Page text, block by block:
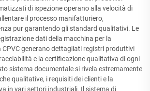
di ispezione operano alla velocità di
il processo manifatturiero,
pur garantendo gli standard qualitativi. Le
dati della macchina per la
CPVC generano dettagliati registri produttivi
e la certificazione qualitativa di ogni
sistema documentale si rivela estremamente
qualitative, i requisiti dei clienti e la
in vari settori industriali. Il sistema di